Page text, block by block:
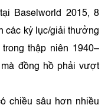
Baselworld 2015, 8
các kỷ lục/giải thưởng
thập niên 1940–
đồng hồ phải vượt
chiều sâu hơn nhiều